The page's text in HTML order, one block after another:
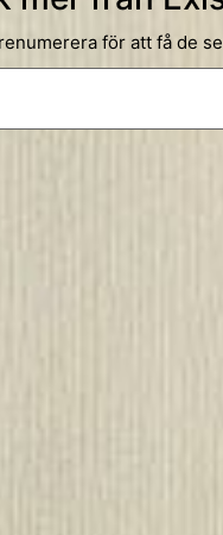
för att få de